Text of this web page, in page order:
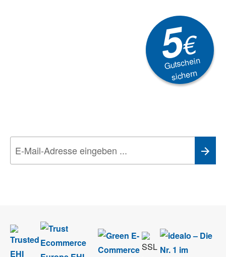
5€
Gutschein
sichern